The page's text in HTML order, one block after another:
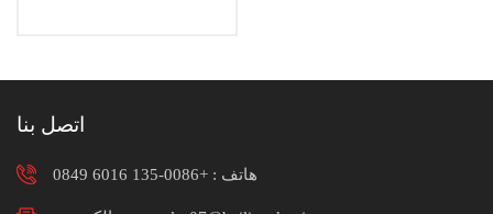
اتصل بنا
هاتف : +0086-135 6016 0849